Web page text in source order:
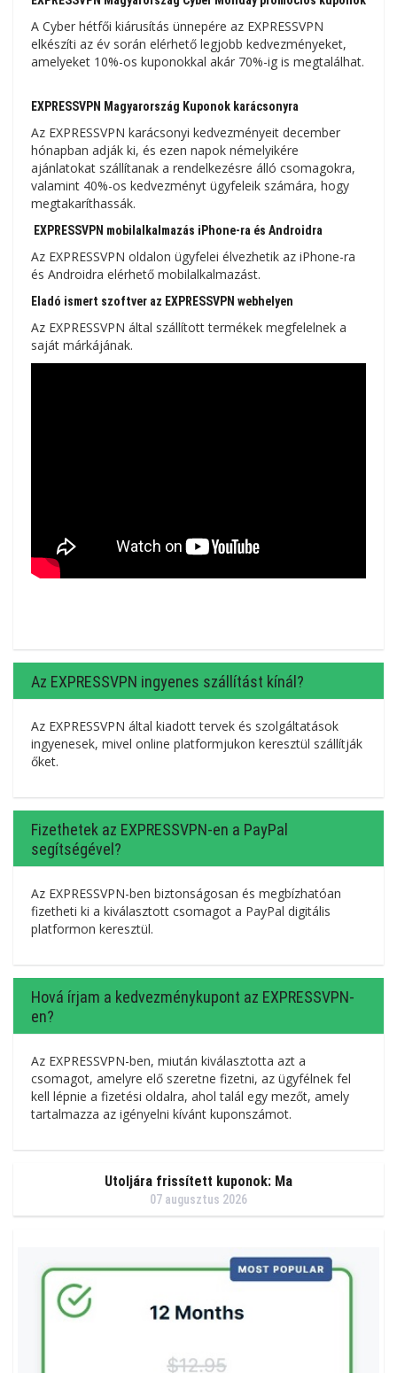
A Cyber ​​​​hétfői kiárusítás ünnepére az EXPRESSVPN
elkészíti az év során elérhető legjobb kedvezményeket,
amelyeket 10%-os kuponokkal akár 70%-ig is megtalálhat.
EXPRESSVPN Magyarország Kuponok karácsonyra
Az EXPRESSVPN karácsonyi kedvezményeit december
hónapban adják ki, és ezen napok némelyikére
ajánlatokat szállítanak a rendelkezésre álló csomagokra,
valamint 40%-os kedvezményt ügyfeleik számára, hogy
megtakaríthassák.
EXPRESSVPN mobilalkalmazás iPhone-ra és Androidra
Az EXPRESSVPN oldalon ügyfelei élvezhetik az iPhone-ra
és Androidra elérhető mobilalkalmazást.
Eladó ismert szoftver az EXPRESSVPN webhelyen
Az EXPRESSVPN által szállított termékek megfelelnek a
saját márkájának.
Az EXPRESSVPN ingyenes szállítást kínál?
Az EXPRESSVPN által kiadott tervek és szolgáltatások
ingyenesek, mivel online platformjukon keresztül szállítják
őket.
Fizethetek az EXPRESSVPN-en a PayPal
segítségével?
Az EXPRESSVPN-ben biztonságosan és megbízhatóan
fizetheti ki a kiválasztott csomagot a PayPal digitális
platformon keresztül.
Hová írjam a kedvezménykupont az EXPRESSVPN-
en?
Az EXPRESSVPN-ben, miután kiválasztotta azt a
csomagot, amelyre elő szeretne fizetni, az ügyfélnek fel
kell lépnie a fizetési oldalra, ahol talál egy mezőt, amely
tartalmazza az igényelni kívánt kuponszámot.
Utoljára frissített kuponok: Ma
07 augusztus 2026